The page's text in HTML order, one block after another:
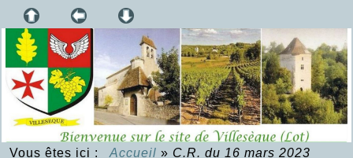
Vous êtes ici : Accueil » C.R. du 16 mars 2023